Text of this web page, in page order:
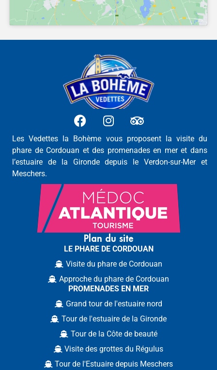
Les Vedettes la Bohème vous proposent la visite du
phare de Cordouan et des promenades en mer et dans
l’estuaire de la Gironde depuis le Verdon-sur-Mer et
Meschers.
Plan du site
LE PHARE DE CORDOUAN
Visite du phare de Cordouan
Approche du phare de Cordouan
PROMENADES EN MER
Grand tour de l'estuaire nord
Tour de l'estuaire de la Gironde
Tour de la Côte de beauté
Visite des grottes du Régulus
Tour de l'Estuaire depuis Meschers